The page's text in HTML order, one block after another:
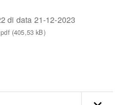
di data 21-12-2023
(405,53 kB)